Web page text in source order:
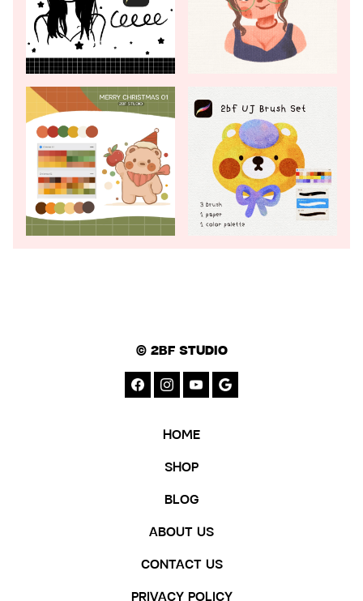
© 2BF STUDIO
HOME
SHOP
BLOG
ABOUT US
CONTACT US
PRIVACY POLICY